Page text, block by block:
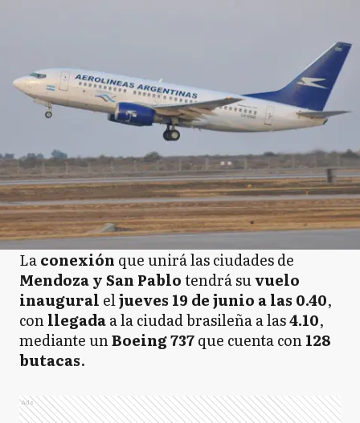
Laconexión que unirá las ciudades de
Mendoza y San Pablotendrá suvuelo
inaugural eljueves 19 de junio a las 0.40,
conllegadaa la ciudad brasileña a las4.10,
mediante unBoeing 737que cuenta con128
butacas.
Ads